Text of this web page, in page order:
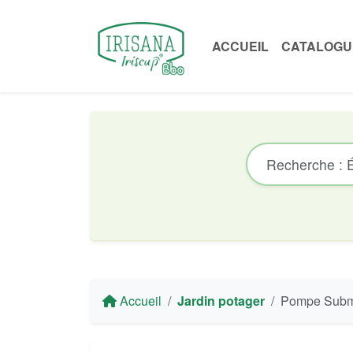
ACCUEIL
Accueil Jardin potager Pompe Submersible